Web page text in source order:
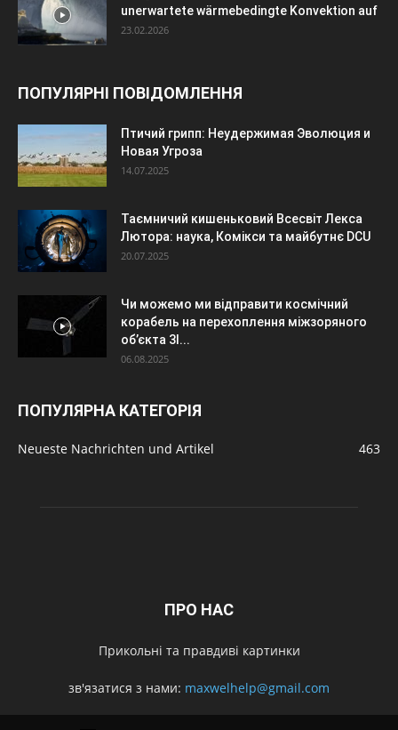
unerwartete wärmebedingte Konvektion auf
23.02.2026
ПОПУЛЯРНІ ПОВІДОМЛЕННЯ
Птичий грипп: Неудержимая Эволюция и
Новая Угроза
14.07.2025
Таємничий кишеньковий Всесвіт Лекса
Лютора: наука, Комікси та майбутнє DCU
20.07.2025
Чи можемо ми відправити космічний
корабель на перехоплення міжзоряного
об’єкта 3I...
06.08.2025
ПОПУЛЯРНА КАТЕГОРІЯ
Neueste Nachrichten und Artikel 463
ПРО НАС
Прикольні та правдиві картинки
зв'язатися з нами: maxwelhelp@gmail.com